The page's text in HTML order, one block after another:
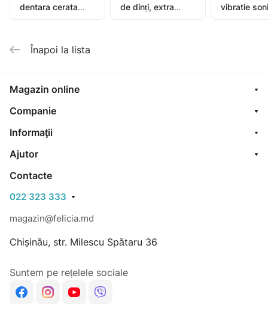
dentara cerata
de dinți, extra
vibratie
Înapoi la lista
Magazin online
Companie
Informaţii
Ajutor
Contacte
022 323 333
magazin@felicia.md
Chișinău, str. Milescu Spătaru 36
Suntem pe rețelele sociale